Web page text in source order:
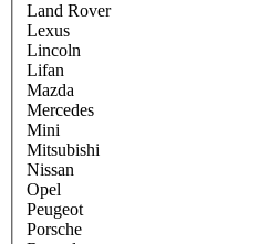
Land Rover
Lexus
Lincoln
Lifan
Mazda
Mercedes
Mini
Mitsubishi
Nissan
Opel
Peugeot
Porsche